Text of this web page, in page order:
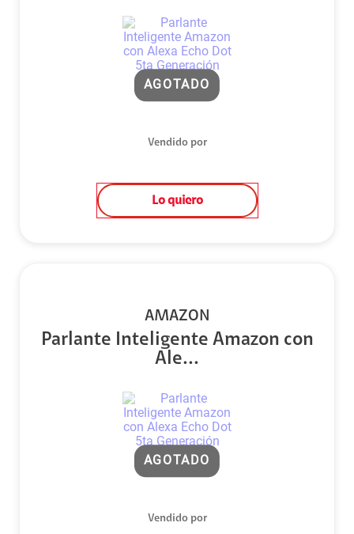
AGOTADO
Vendido por
Lo quiero
AMAZON
Parlante Inteligente Amazon con
Ale...
AGOTADO
Vendido por